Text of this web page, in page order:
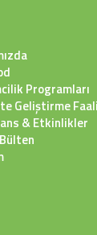
Programları
Geliştirme
& Etkinlikler